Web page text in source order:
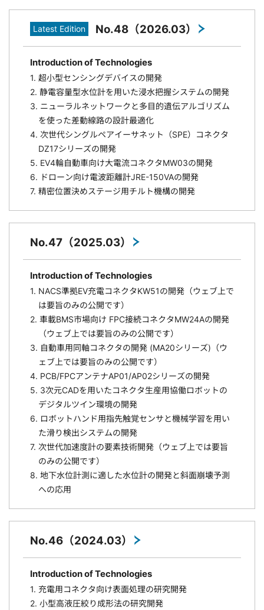
Latest Edition No.48（2026.03）
Introduction of Technologies
1. 超小型センシングデバイスの開発
2. 静電容量型水位計を用いた浸水把握システムの開発
3. ニューラルネットワークと多目的遺伝アルゴリズム
を使った差動線路の設計最適化
4. 次世代シングルペアイーサネット（SPE）コネクタ
DZ17シリーズの開発
5. EV4輪自動車向け大電流コネクタMW03の開発
6. ドローン向け電波距離計JRE-150VAの開発
7. 精密位置決めステージ用チルト機構の開発
No.47（2025.03）
Introduction of Technologies
1. NACS準拠EV充電コネクタKW51の開発（ウェブ上で
は要旨のみの公開です）
2. 車載BMS市場向け FPC接続コネクタMW24Aの開発
（ウェブ上では要旨のみの公開です）
3. 自動車用同軸コネクタの開発 (MA20シリーズ)（ウ
ェブ上では要旨のみの公開です）
4. PCB/FPCアンテナAP01/AP02シリーズの開発
5. 3次元CADを用いたコネクタ生産用協働ロボットの
デジタルツイン環境の開発
6. ロボットハンド用指先触覚センサと機械学習を用い
た滑り検出システムの開発
7. 次世代加速度計の要素技術開発（ウェブ上では要旨
のみの公開です）
8. 地下水位計測に適した水位計の開発と斜面崩壊予測
への応用
No.46（2024.03）
Introduction of Technologies
1. 充電用コネクタ向け表面処理の研究開発
2. 小型高液圧絞り成形法の研究開発